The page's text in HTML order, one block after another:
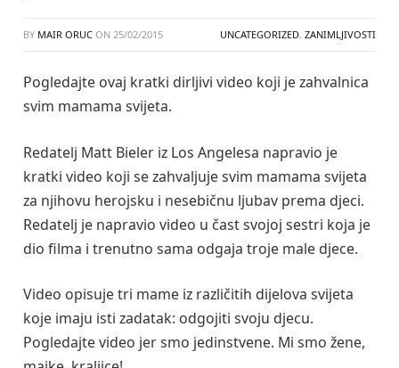
BY MAIR ORUC ON 25/02/2015 UNCATEGORIZED, ZANIMLJIVOSTI
Pogledajte ovaj kratki dirljivi video koji je zahvalnica
svim mamama svijeta.
Redatelj Matt Bieler iz Los Angelesa napravio je
kratki video koji se zahvaljuje svim mamama svijeta
za njihovu herojsku i nesebičnu ljubav prema djeci.
Redatelj je napravio video u čast svojoj sestri koja je
dio filma i trenutno sama odgaja troje male djece.
Video opisuje tri mame iz različitih dijelova svijeta
koje imaju isti zadatak: odgojiti svoju djecu.
Pogledajte video jer smo jedinstvene. Mi smo žene,